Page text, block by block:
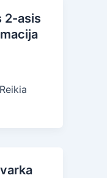
2-asis